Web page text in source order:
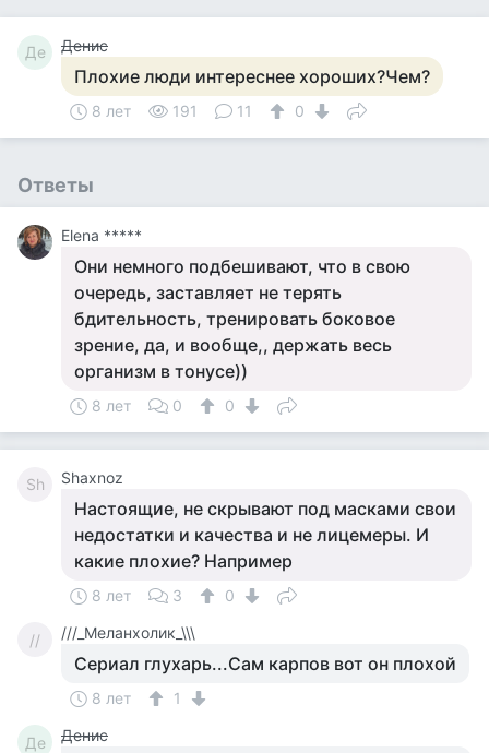
Де Денис
Плохие люди интереснее хороших?Чем?
8 лет 191 11 0
Ответы
Elena *****
Они немного подбешивают, что в свою
очередь, заставляет не терять
бдительность, тренировать боковое
зрение, да, и вообще,, держать весь
организм в тонусе))
8 лет 0 0
Sh Shaxnoz
Настоящие, не скрывают под масками свои
недостатки и качества и не лицемеры. И
какие плохие? Например
8 лет 3 0
// ///_Меланхолик_\\\
Сериал глухарь...Сам карпов вот он плохой
8 лет 1
Де Денис